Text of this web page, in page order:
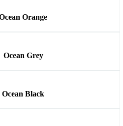
Orange
Ocean Grey
Ocean Black